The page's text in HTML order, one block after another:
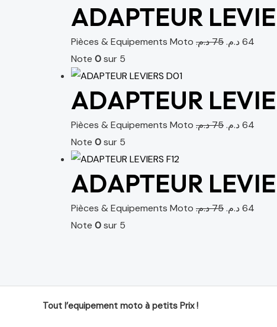
ADAPTEUR
Pièces & Equipements Moto 75د.م. 64د.م.
Note 0sur 5
ADAPTEUR
Pièces & Equipements Moto 75د.م. 64د.م.
Note 0sur 5
ADAPTEUR
Pièces & Equipements Moto 75د.م. 64د.م.
Note 0sur 5
Tout l’equipement moto à petits Prix !